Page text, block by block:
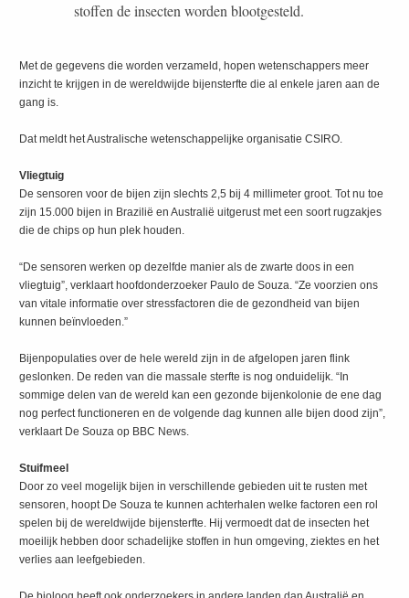
stoffen de insecten worden blootgesteld.
Met de gegevens die worden verzameld, hopen wetenschappers meer
inzicht te krijgen in de wereldwijde bijensterfte die al enkele jaren aan de
gang is.
Dat meldt het Australische wetenschappelijke organisatie CSIRO.
Vliegtuig
De sensoren voor de bijen zijn slechts 2,5 bij 4 millimeter groot. Tot nu toe
zijn 15.000 bijen in Brazilië en Australië uitgerust met een soort rugzakjes
die de chips op hun plek houden.
“De sensoren werken op dezelfde manier als de zwarte doos in een
vliegtuig”, verklaart hoofdonderzoeker Paulo de Souza. “Ze voorzien ons
van vitale informatie over stressfactoren die de gezondheid van bijen
kunnen beïnvloeden.”
Bijenpopulaties over de hele wereld zijn in de afgelopen jaren flink
geslonken. De reden van die massale sterfte is nog onduidelijk. “In
sommige delen van de wereld kan een gezonde bijenkolonie de ene dag
nog perfect functioneren en de volgende dag kunnen alle bijen dood zijn”,
verklaart De Souza op BBC News.
Stuifmeel
Door zo veel mogelijk bijen in verschillende gebieden uit te rusten met
sensoren, hoopt De Souza te kunnen achterhalen welke factoren een rol
spelen bij de wereldwijde bijensterfte. Hij vermoedt dat de insecten het
moeilijk hebben door schadelijke stoffen in hun omgeving, ziektes en het
verlies aan leefgebieden.